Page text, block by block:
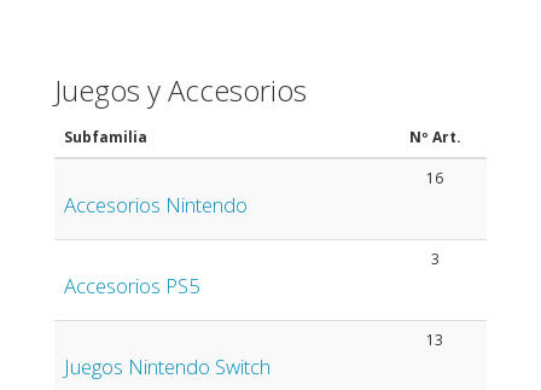
Juegos y Accesorios
Subfamilia Nº Art.
Accesorios Nintendo
16
Accesorios PS5
3
Juegos Nintendo Switch
13